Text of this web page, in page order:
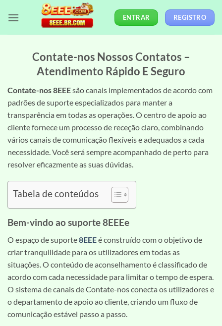
ENTRAR REGISTRO
Contate-nos Nossos Contatos –
Atendimento Rápido E Seguro
Contate-nos 8EEEsão canais implementados de acordo com
padrões de suporte especializados para manter a
transparência em todas as operações. O centro de apoio ao
cliente fornece um processo de receção claro, combinando
vários canais de comunicação flexíveis e adequados a cada
necessidade. Você será sempre acompanhado de perto para
resolver eficazmente as suas dúvidas.
Tabela de conteúdos
Bem-vindo ao suporte 8EEEe
O espaço de suporte8EEEé construído com o objetivo de
criar tranquilidade para os utilizadores em todas as
situações. O conteúdo de aconselhamento é classificado de
acordo com cada necessidade para limitar o tempo de espera.
O sistema de canais de Contate-nos conecta os utilizadores e
o departamento de apoio ao cliente, criando um fluxo de
comunicação estável passo a passo.